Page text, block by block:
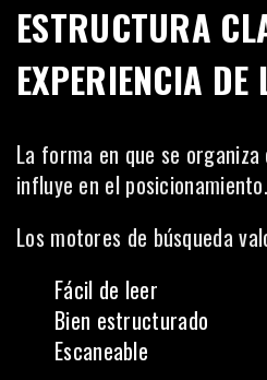
ESTRUCTURA
EXPERIENCIA DE
La forma en que se
influye en el posicionamiento.
Los motores de búsqueda
Fácil de leer
Bien estructurado
Escaneable